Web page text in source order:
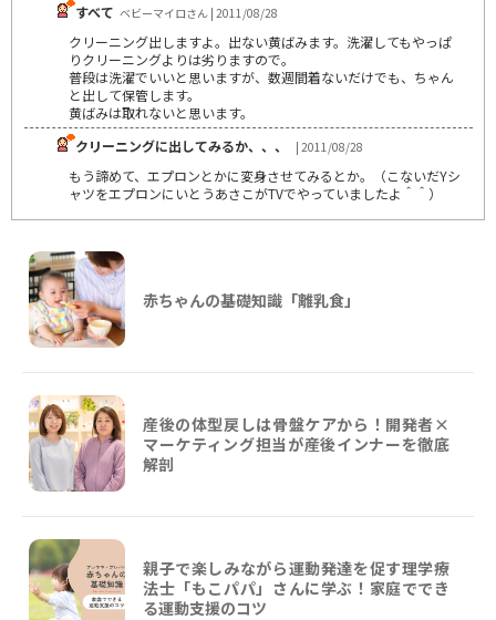
すべて ベビーマイロさん | 2011/08/28
クリーニング出しますよ。出ない黄ばみます。洗濯してもやっぱ
りクリーニングよりは劣りますので。
普段は洗濯でいいと思いますが、数週間着ないだけでも、ちゃん
と出して保管します。
黄ばみは取れないと思います。
クリーニングに出してみるか、、、
| 2011/08/28
もう諦めて、エプロンとかに変身させてみるとか。（こないだYシ
ャツをエプロンにいとうあさこがTVでやっていましたよ＾＾）
赤ちゃんの基礎知識「離乳食」
産後の体型戻しは骨盤ケアから！開発者×
マーケティング担当が産後インナーを徹底
解剖
親子で楽しみながら運動発達を促す理学療
法士「もこパパ」さんに学ぶ！家庭ででき
る運動支援のコツ